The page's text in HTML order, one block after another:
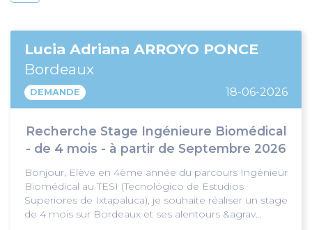
Lucia Adriana ARROYO PONCE
Bordeaux
DEMANDE 18-06-2026
Recherche Stage Ingénieure Biomédical
- de 4 mois - à partir de Septembre 2026
Bonjour, Elève en 4ème année du parcours Ingénieur
Biomédical au TESI (Tecnológico de Estudios
Superiores de Ixtapaluca), je souhaite réaliser un stage
de 4 mois sur Bordeaux et ses alentours &agrav...